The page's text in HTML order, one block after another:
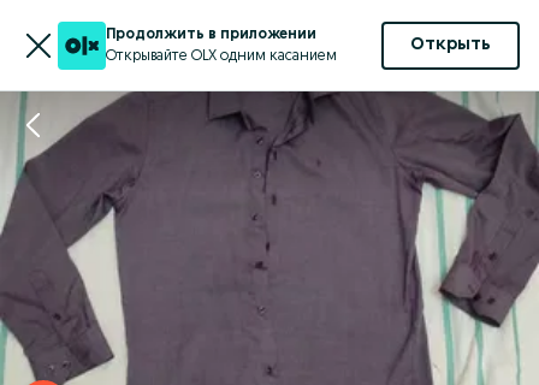
Продолжить в приложении
Открывайте OLX одним касанием
Открыть